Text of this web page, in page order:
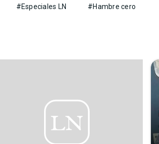
#Especiales LN #Hambre cero